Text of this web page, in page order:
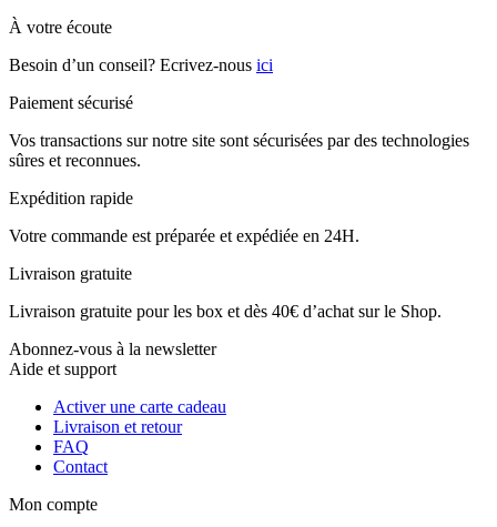
À votre écoute
Besoin d’un conseil? Ecrivez-nous ici
Paiement sécurisé
Vos transactions sur notre site sont sécurisées par des technologies
sûres et reconnues.
Expédition rapide
Votre commande est préparée et expédiée en 24H.
Livraison gratuite
Livraison gratuite pour les box et dès 40€ d’achat sur le Shop.
Abonnez-vous à la newsletter
Aide et support
Activer une carte cadeau
Livraison et retour
FAQ
Contact
Mon compte